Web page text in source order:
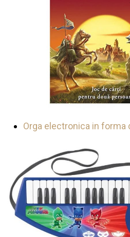
Orga electronica in forma